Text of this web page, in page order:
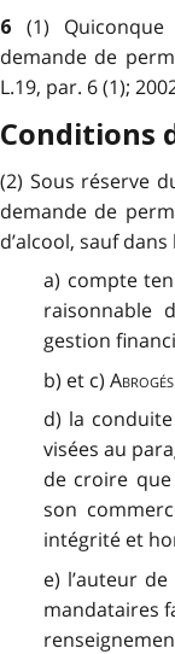
6 (1)
demande de
L.19, par. 6 (1);
Conditions
(2) Sous réserve
demande de
d’alcool, sauf
a) compte
raisonnable
gestion
b) et c) Abrogés
d) la
visées au
de croire que
son
intégrité et
e) l’auteur
mandataires